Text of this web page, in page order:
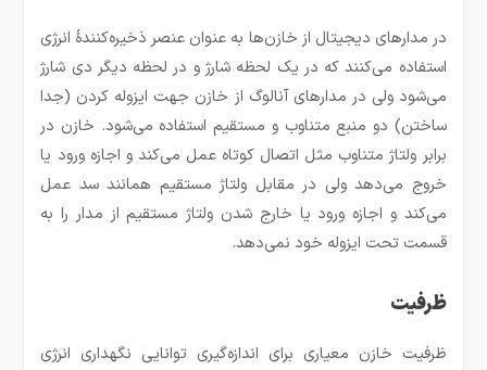
در مدارهای دیجیتال از خازن‌ها به عنوان عنصر ذخیره‌کنندهٔ انرژی
استفاده می‌کنند که در یک لحظه شارژ و در لحظه دیگر دی شارژ
می‌شود ولی در مدارهای آنالوگ از خازن جهت ایزوله کردن (جدا
ساختن) دو منبع متناوب و مستقیم استفاده می‌شود. خازن در
برابر ولتاژ متناوب مثل اتصال کوتاه عمل می‌کند و اجازه ورود یا
خروج می‌دهد ولی در مقابل ولتاژ مستقیم همانند سد عمل
می‌کند و اجازه ورود یا خارج شدن ولتاژ مستقیم از مدار را به
قسمت تحت ایزوله خود نمی‌دهد.
ظرفیت
ظرفیت خازن معیاری برای اندازه‌گیری توانایی نگهداری انرژی